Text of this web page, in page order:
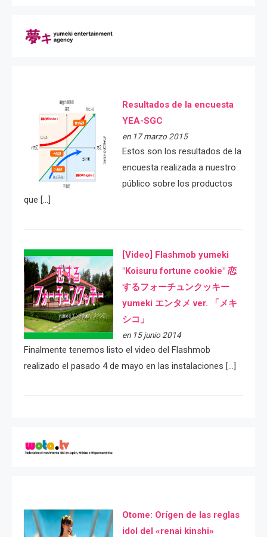
Resultados de la encuesta
YEA-SGC
en 17 marzo 2015
Estos son los resultados de la
encuesta realizada a nuestro
público sobre los productos
que […]
[Video] Flashmob yumeki
"Koisuru fortune cookie" 恋
するフォーチュンクッキー
yumeki エンタメ ver. 「メキ
シコ」
en 15 junio 2014
Finalmente tenemos listo el video del Flashmob
realizado el pasado 4 de mayo en las instalaciones […]
Otome: Orígen de las reglas
idol del «renai kinshi»